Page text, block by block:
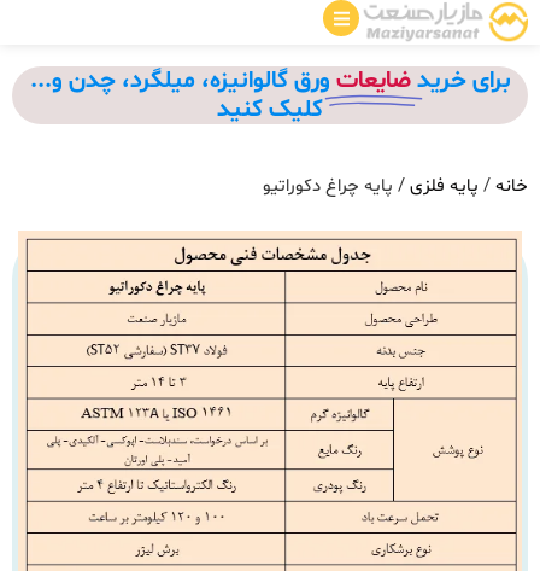
برای خریدضایعات ورق گالوانیزه، میلگرد، چدن و...
کلیک کنید
خانه/ پایه فلزی/ پایه چراغ دکوراتیو